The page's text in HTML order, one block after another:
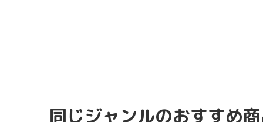
同じジャンルのおすすめ